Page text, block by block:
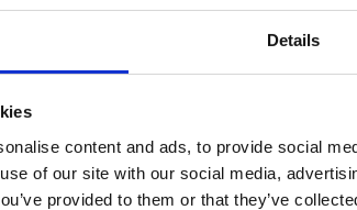
Details
content and ads, to provide social
of our site with our social media,
provided to them or that they’ve